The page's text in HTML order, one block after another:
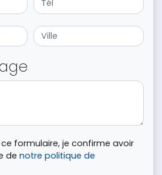
formulaire, je confirme avoir
denotre politique de